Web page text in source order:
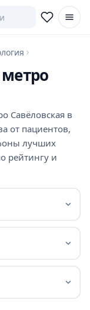
Савёловская в
от пациентов,
лучших
рейтингу и